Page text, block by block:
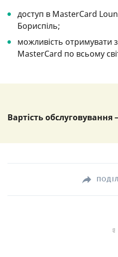
доступ в MasterCard
Бориспіль;
можливість отримувати
MasterCard по всьому
Вартість обслуговування